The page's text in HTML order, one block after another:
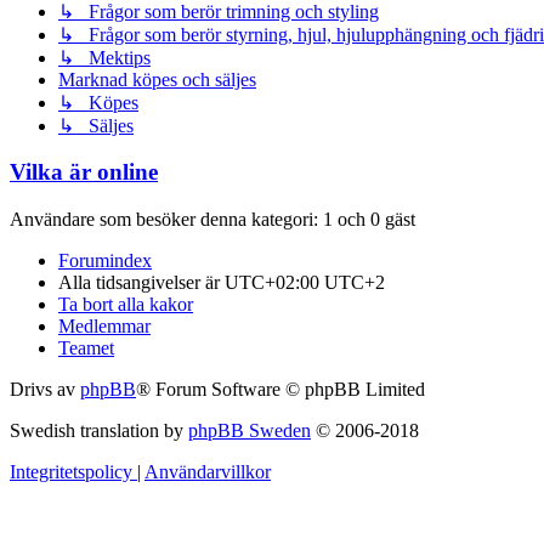
↳ Frågor som berör trimning och styling
↳ Frågor som berör styrning, hjul, hjulupphängning och
↳ Mektips
Marknad köpes och säljes
↳ Köpes
↳ Säljes
Vilka är online
Användare som besöker denna kategori: 1 och 0 gäst
Forumindex
Alla tidsangivelser är UTC+02:00 UTC+2
Ta bort alla kakor
Medlemmar
Teamet
Drivs av phpBB® Forum Software © phpBB Limited
Swedish translation by phpBB Sweden © 2006-2018
Integritetspolicy | Användarvillkor